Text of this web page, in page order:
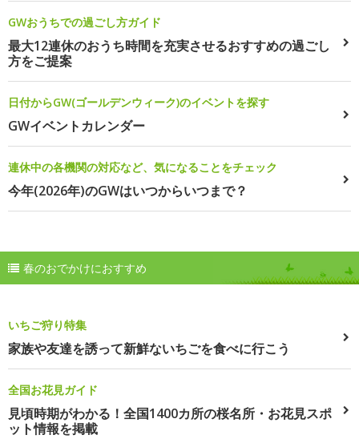
GWおうちでの過ごし方ガイド
最大12連休のおうち時間を充実させるおすすめの過ごし
方をご提案
日付からGW(ゴールデンウィーク)のイベントを探す
GWイベントカレンダー
連休中の各機関の対応など、気になることをチェック
今年(2026年)のGWはいつからいつまで？
春のおでかけにおすすめ
いちご狩り特集
家族や友達を誘って新鮮ないちごを食べに行こう
全国お花見ガイド
見頃時期がわかる！全国1400カ所の桜名所・お花見スポ
ット情報を掲載